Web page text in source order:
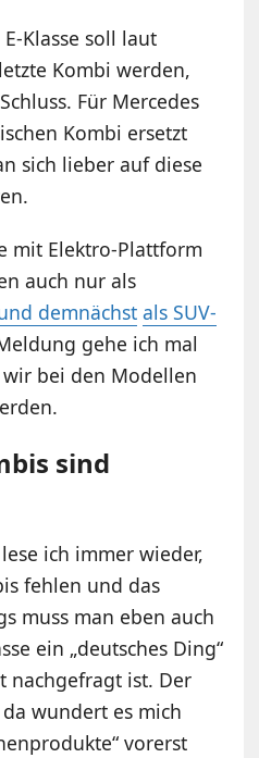
Klasse soll laut
Kombi werden,
Für Mercedes
Kombi ersetzt
sich lieber auf diese
mit Elektro-Plattform
auch nur als
demnächst als SUV-
gehe ich mal
bei den Modellen
sind
ich immer wieder,
fehlen und das
muss man eben auch
ein „deutsches Ding“
nachgefragt ist. Der
wundert es mich
vorerst